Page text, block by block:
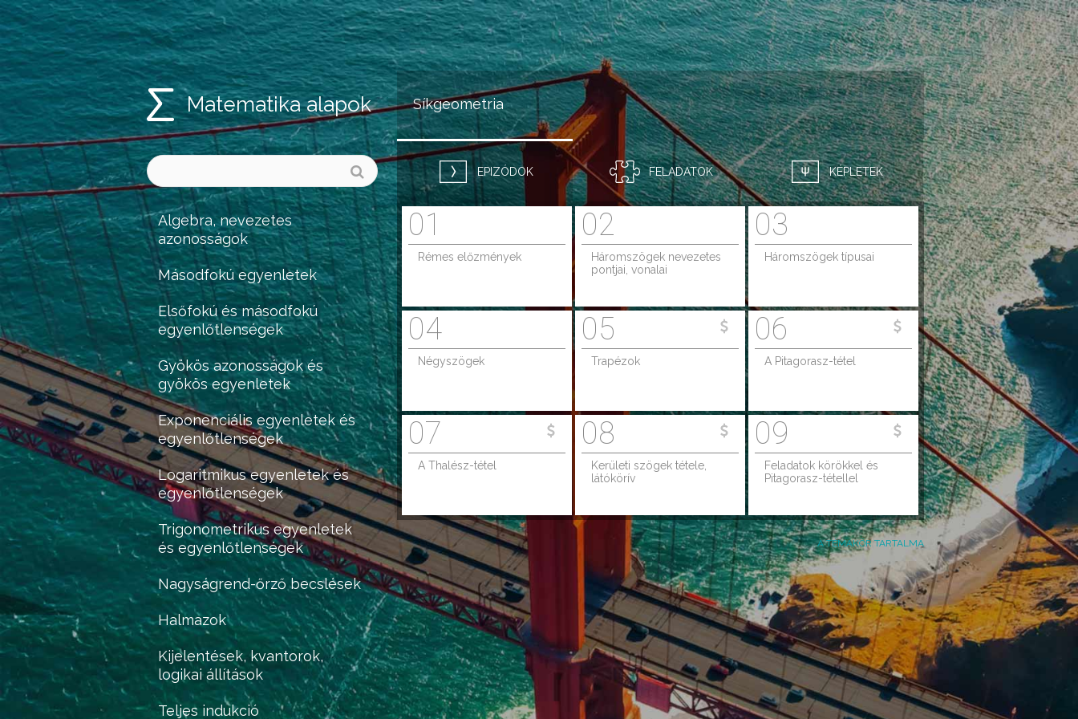
Jump to navigation
Matematika alapok
Algebra, nevezetes
azonosságok
Másodfokú egyenletek
Elsőfokú és másodfokú
egyenlőtlenségek
Gyökös azonosságok és
gyökös egyenletek
Exponenciális egyenletek és
egyenlőtlenségek
Logaritmikus egyenletek és
egyenlőtlenségek
Trigonometrikus egyenletek
és egyenlőtlenségek
Nagyságrend-őrző becslések
Halmazok
Kijelentések, kvantorok,
logikai állítások
Teljes indukció
Síkgeometria
EPIZÓDOK FELADATOK KÉPLETEK
01
Rémes előzmények
02
Háromszögek nevezetes
pontjai, vonalai
03
Háromszögek típusai
04
Négyszögek
05
Trapézok
06
A Pitagorasz-tétel
07
A Thalész-tétel
08
Kerületi szögek tétele,
látókörív
09
Feladatok körökkel és
Pitagorasz-tétellel
A TÉMAKÖR TARTALMA